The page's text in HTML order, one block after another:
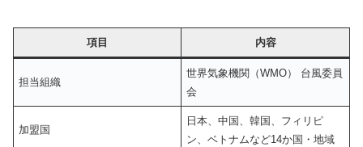
項目 内容
担当組織
世界気象機関（WMO） 台風委員
会
加盟国
日本、中国、韓国、フィリピ
ン、ベトナムなど14か国・地域